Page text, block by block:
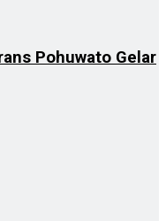
Pohuwato Gelar